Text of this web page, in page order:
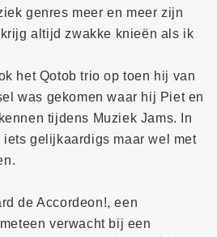
genres meer en meer zijn
altijd zwakke knieën als ik
het Qotob trio op toen hij van
was gekomen waar hij Piet en
tijdens Muziek Jams. In
iets gelijkaardigs maar wel met
de Accordeon!, een
verwacht bij een